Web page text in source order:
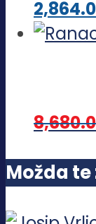
Možda